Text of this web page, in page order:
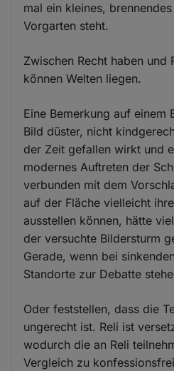
mal ein kleines,
Vorgarten steht.
Zwischen Recht haben und
können Welten liegen.
Eine Bemerkung auf einem
Bild düster, nicht
der Zeit gefallen wirkt und
modernes Auftreten der
verbunden mit dem
auf der Fläche vielleicht
ausstellen können, hätte
der versuchte Bildersturm
Gerade, wenn bei
Standorte zur Debatte
Oder feststellen, dass die
ungerecht ist. Reli ist
wodurch die an Reli
Vergleich zu